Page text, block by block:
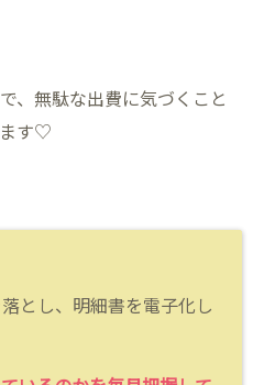
、無駄な出費に気づくこと
ます♡
とし、明細書を電子化し